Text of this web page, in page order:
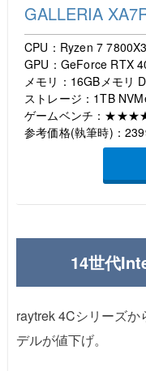
GALLERIA
CPU：Ryzen 7
GPU：GeForce RTX
メモリ：16GBメモリ
ストレージ：1TB
ゲームベンチ：
参考価格(執筆時)：
14世代
raytrek 4Cシリーズ
デルが値下げ。